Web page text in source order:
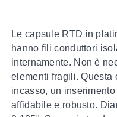
Le capsule RTD in
hanno fili conduttori
internamente. Non è
elementi fragili. Questa
incasso, un
affidabile e robusto.